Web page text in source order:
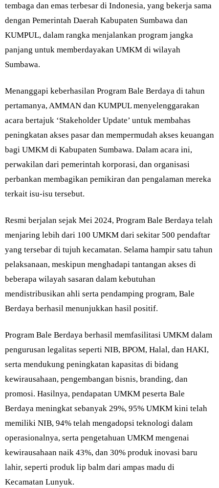
tembaga dan emas terbesar di Indonesia, yang bekerja sama
dengan Pemerintah Daerah Kabupaten Sumbawa dan
KUMPUL, dalam rangka menjalankan program jangka
panjang untuk memberdayakan UMKM di wilayah
Sumbawa.
Menanggapi keberhasilan Program Bale Berdaya di tahun
pertamanya, AMMAN dan KUMPUL menyelenggarakan
acara bertajuk ‘Stakeholder Update’ untuk membahas
peningkatan akses pasar dan mempermudah akses keuangan
bagi UMKM di Kabupaten Sumbawa. Dalam acara ini,
perwakilan dari pemerintah korporasi, dan organisasi
perbankan membagikan pemikiran dan pengalaman mereka
terkait isu-isu tersebut.
Resmi berjalan sejak Mei 2024, Program Bale Berdaya telah
menjaring lebih dari 100 UMKM dari sekitar 500 pendaftar
yang tersebar di tujuh kecamatan. Selama hampir satu tahun
pelaksanaan, meskipun menghadapi tantangan akses di
beberapa wilayah sasaran dalam kebutuhan
mendistribusikan ahli serta pendamping program, Bale
Berdaya berhasil menunjukkan hasil positif.
Program Bale Berdaya berhasil memfasilitasi UMKM dalam
pengurusan legalitas seperti NIB, BPOM, Halal, dan HAKI,
serta mendukung peningkatan kapasitas di bidang
kewirausahaan, pengembangan bisnis, branding, dan
promosi. Hasilnya, pendapatan UMKM peserta Bale
Berdaya meningkat sebanyak 29%, 95% UMKM kini telah
memiliki NIB, 94% telah mengadopsi teknologi dalam
operasionalnya, serta pengetahuan UMKM mengenai
kewirausahaan naik 43%, dan 30% produk inovasi baru
lahir, seperti produk lip balm dari ampas madu di
Kecamatan Lunyuk.